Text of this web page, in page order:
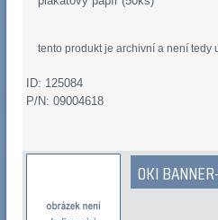
tento produkt je archivní a není tedy
ID: 125084
P/N: 09004618
OKI